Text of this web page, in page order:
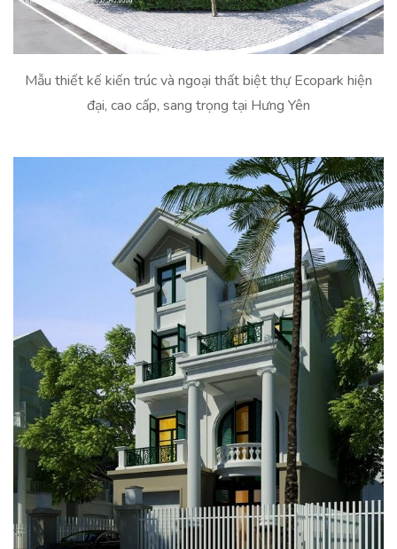
Mẫu thiết kế kiến trúc và ngoại thất biệt thự Ecopark hiện
đại, cao cấp, sang trọng tại Hưng Yên